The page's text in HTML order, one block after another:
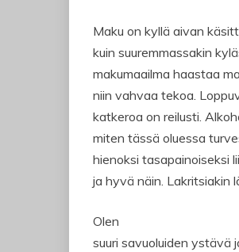
Maku on kyllä aivan
kuin suuremmassakin
makumaailma haastaa
niin vahvaa tekoa.
katkeroa on reilusti.
miten tässä oluessa
hienoksi tasapainoiseksi
ja hyvä näin. Lakritsiakin
Olen
suuri savuoluiden ystävä